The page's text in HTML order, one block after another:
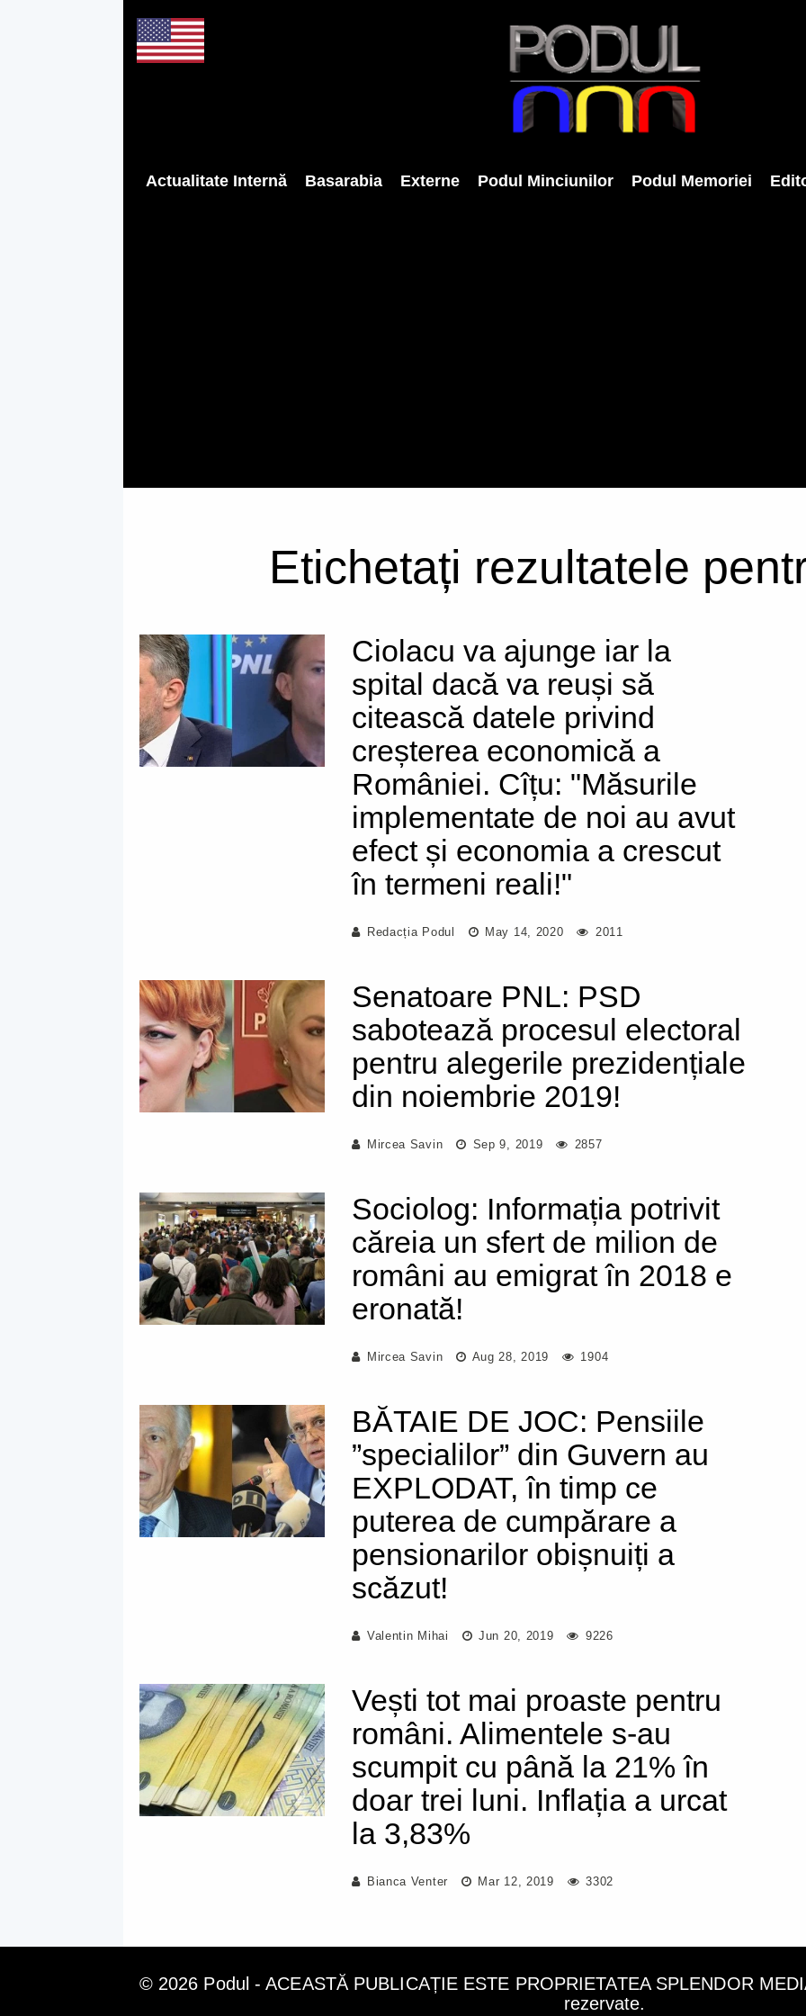
Actualitate Internă Basarabia Externe Podul Minciunilor Podul Memoriei
Etichetați rezultatele
Ciolacu va ajunge iar la
spital dacă va reuși să
citească datele privind
creșterea economică a
României. Cîțu: "Măsurile
implementate de noi au avut
efect și economia a crescut
în termeni reali!"
Redacția Podul May 14, 2020 2011
Senatoare PNL: PSD
sabotează procesul electoral
pentru alegerile prezidențiale
din noiembrie 2019!
Mircea Savin Sep 9, 2019 2857
Sociolog: Informația potrivit
căreia un sfert de milion de
români au emigrat în 2018 e
eronată!
Mircea Savin Aug 28, 2019 1904
BĂTAIE DE JOC: Pensiile
”specialilor” din Guvern au
EXPLODAT, în timp ce
puterea de cumpărare a
pensionarilor obișnuiți a
scăzut!
Valentin Mihai Jun 20, 2019 9226
Vești tot mai proaste pentru
români. Alimentele s-au
scumpit cu până la 21% în
doar trei luni. Inflația a urcat
la 3,83%
Bianca Venter Mar 12, 2019 3302
© 2026 Podul - ACEASTĂ PUBLICAȚIE ESTE PROPRIETATEA SPLENDOR
rezervate.